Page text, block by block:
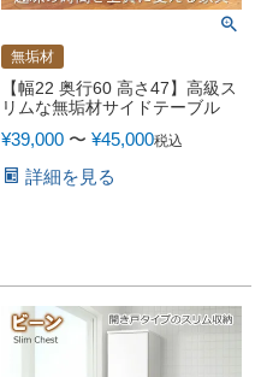
無垢材
【幅22 奥行60 高さ47】高級ス
リムな無垢材サイドテーブル
¥39,000 〜 ¥45,000税込
詳細を見る